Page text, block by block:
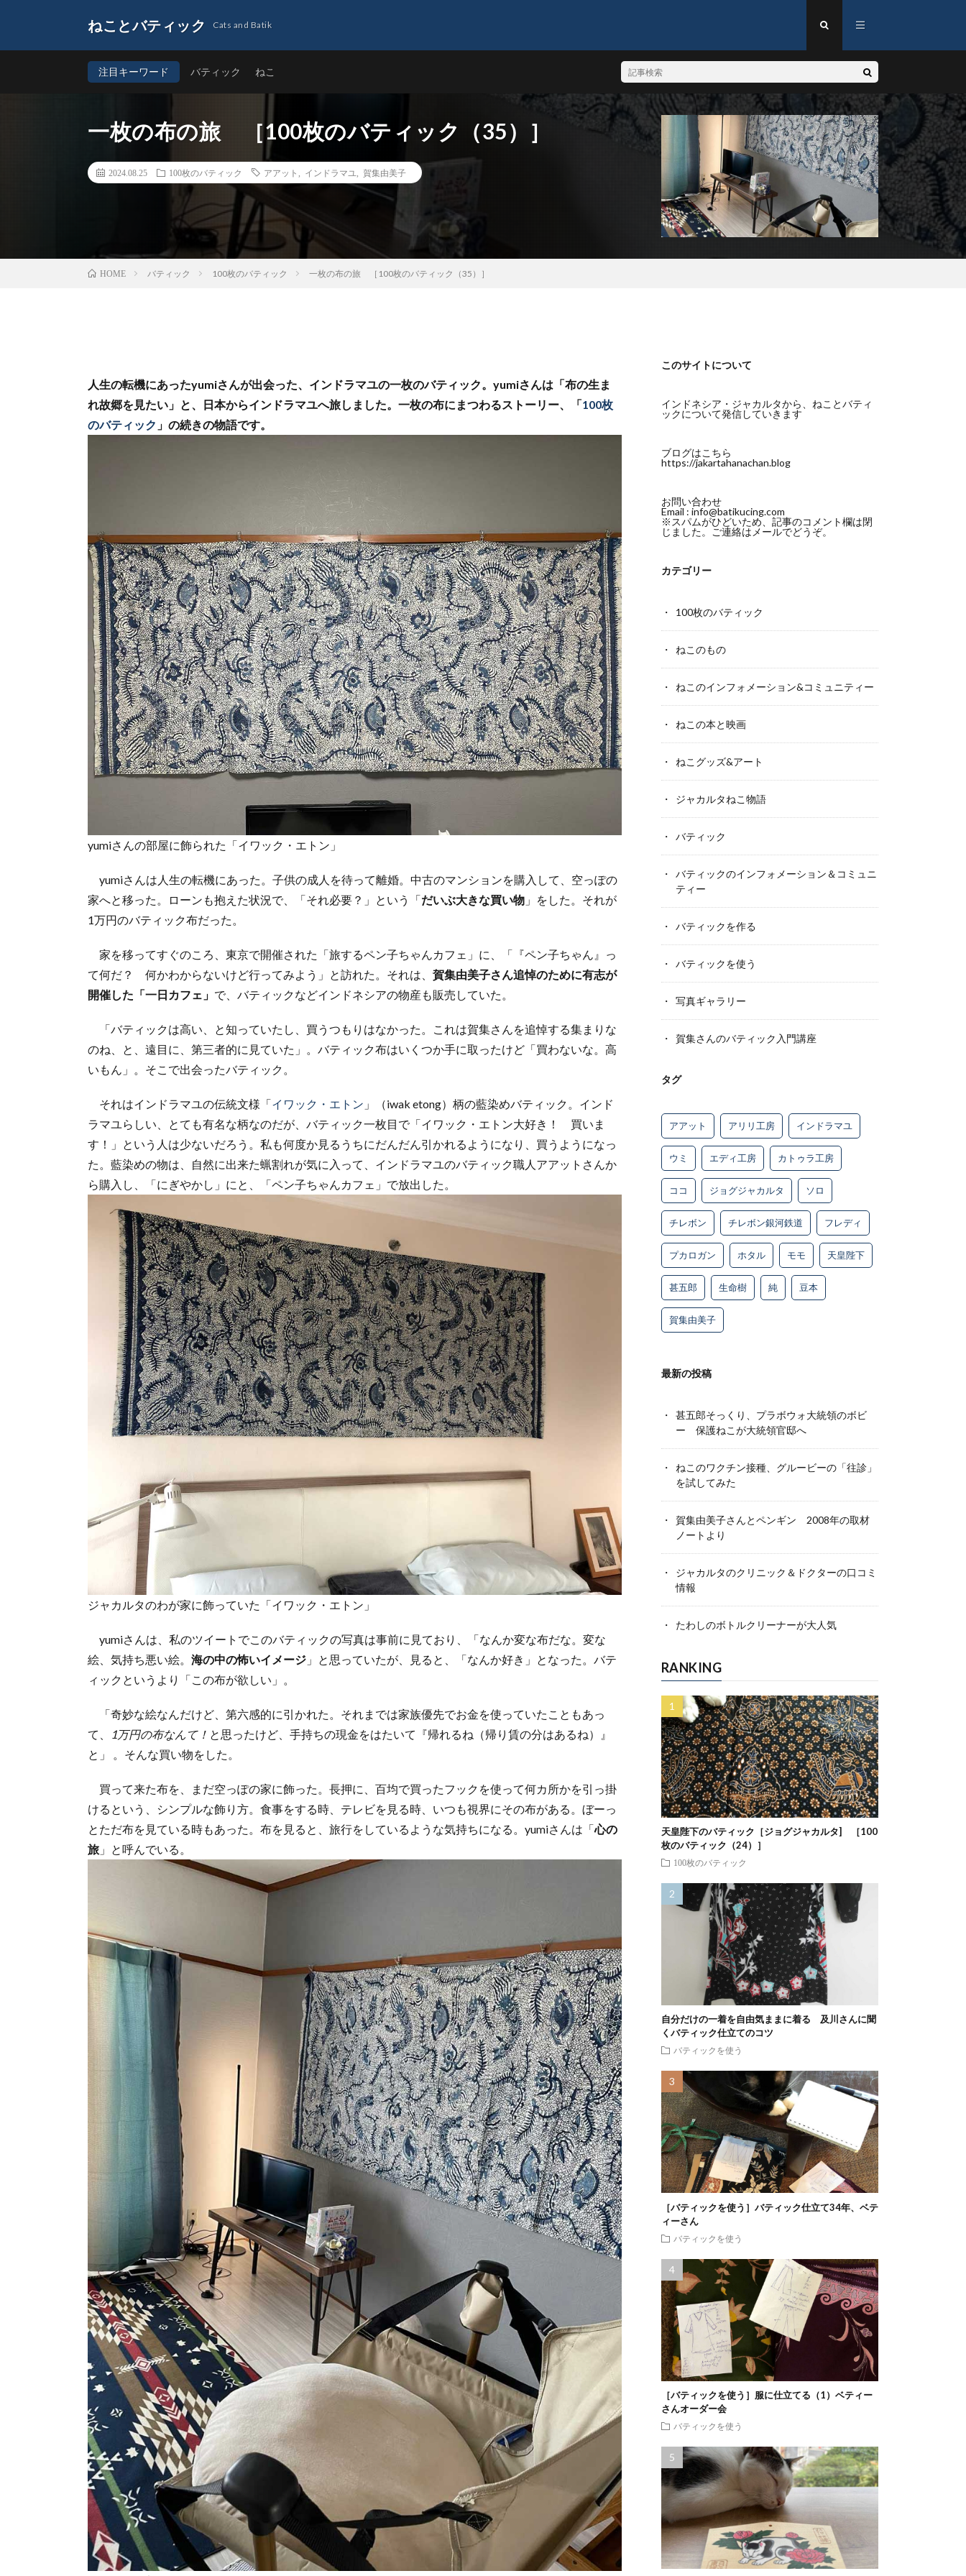
ねことバティック Cats and Batik
注目キーワード バティック ねこ
一枚の布の旅 ［100枚のバティック（35）］
2024.08.25 100枚のバティック アアット インドラマユ 賀集由美子
HOME バティック 100枚のバティック 一枚の布の旅 ［100枚のバティック（35）］
人生の転機にあったyumiさんが出会った、インドラマユの一枚のバティック。yumiさんは「布の生ま
れ故郷を見たい」と、日本からインドラマユへ旅しました。一枚の布にまつわるストーリー、「100枚
のバティック 」の続きの物語です。
yumiさんの部屋に飾られた「イワック・エトン」
yumiさんは人生の転機にあった。子供の成人を待って離婚。中古のマンションを購入して、空っぽの
家へと移った。ローンも抱えた状況で、「それ必要？」という「だいぶ大きな買い物 」をした。それが
1万円のバティック布だった。
家を移ってすぐのころ、東京で開催された「旅するペン子ちゃんカフェ」に、「『ペン子ちゃん』っ
て何だ？ 何かわからないけど行ってみよう」と訪れた。それは、賀集由美子さん追悼のために有志が
開催した「一日カフェ」 で、バティックなどインドネシアの物産も販売していた。
「バティックは高い、と知っていたし、買うつもりはなかった。これは賀集さんを追悼する集まりな
のね、と、遠目に、第三者的に見ていた」。バティック布はいくつか手に取ったけど「買わないな。高
いもん」。そこで出会ったバティック。
それはインドラマユの伝統文様「イワック・エトン 」（iwak etong）柄の藍染めバティック。インド
ラマユらしい、とても有名な柄なのだが、バティック一枚目で「イワック・エトン大好き！ 買いま
す！」という人は少ないだろう。私も何度か見るうちにだんだん引かれるようになり、買うようになっ
た。藍染めの物は、自然に出来た蝋割れが気に入って、インドラマユのバティック職人アアットさんか
ら購入し、「にぎやかし」にと、「ペン子ちゃんカフェ」で放出した。
ジャカルタのわが家に飾っていた「イワック・エトン」
yumiさんは、私のツイートでこのバティックの写真は事前に見ており、「なんか変な布だな。変な
絵、気持ち悪い絵。 海の中の怖いイメージ 」と思っていたが、見ると、「なんか好き」となった。バテ
ィックというより「この布が欲しい」。
「奇妙な絵なんだけど、第六感的に引かれた。それまでは家族優先でお金を使っていたこともあっ
て、
1万円の布なんて！ と思ったけど、手持ちの現金をはたいて『帰れるね（帰り賃の分はあるね）』
と」 。そんな買い物をした。
買って来た布を、まだ空っぽの家に飾った。長押に、百均で買ったフックを使って何カ所かを引っ掛
けるという、シンプルな飾り方。食事をする時、テレビを見る時、いつも視界にその布がある。ぼーっ
とただ布を見ている時もあった。布を見ると、旅行をしているような気持ちになる。yumiさんは「心の
旅 」と呼んでいる。
このサイトについて
インドネシア・ジャカルタから、ねことバティ
ックについて発信していきます
ブログはこちら
https://jakartahanachan.blog
お問い合わせ
Email : info@batikucing.com
※スパムがひどいため、記事のコメント欄は閉
じました。ご連絡はメールでどうぞ。
カテゴリー
100枚のバティック
ねこのもの
ねこのインフォメーション&コミュニティー
ねこの本と映画
ねこグッズ&アート
ジャカルタねこ物語
バティック
バティックのインフォメーション＆コミュニ
ティー
バティックを作る
バティックを使う
写真ギャラリー
賀集さんのバティック入門講座
タグ
アアット アリリ工房 インドラマユ
ウミ エディ工房 カトゥラ工房
ココ ジョグジャカルタ ソロ
チレボン チレボン銀河鉄道 フレディ
プカロガン ホタル モモ 天皇陛下
甚五郎 生命樹 純 豆本
賀集由美子
最新の投稿
甚五郎そっくり、プラボウォ大統領のボビ
ー 保護ねこが大統領官邸へ
ねこのワクチン接種、グルービーの「往診」
を試してみた
賀集由美子さんとペンギン 2008年の取材
ノートより
ジャカルタのクリニック＆ドクターの口コミ
情報
たわしのボトルクリーナーが大人気
RANKING
天皇陛下のバティック［ジョグジャカルタ] ［100
枚のバティック（24）］
100枚のバティック
自分だけの一着を自由気ままに着る 及川さんに聞
くバティック仕立てのコツ
バティックを使う
［バティックを使う］バティック仕立て34年、ベテ
ィーさん
バティックを使う
［バティックを使う］服に仕立てる（1）ベティー
さんオーダー会
バティックを使う